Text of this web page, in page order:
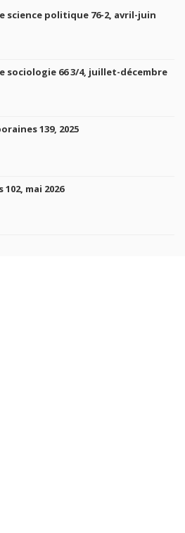
science politique 76-2, avril-juin
sociologie 66 3/4, juillet-décembre
139, 2025
mai 2026